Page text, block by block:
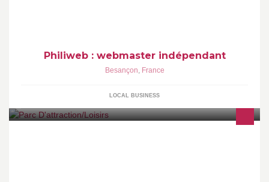
Philiweb : webmaster indépendant
Besançon, France
LOCAL BUSINESS